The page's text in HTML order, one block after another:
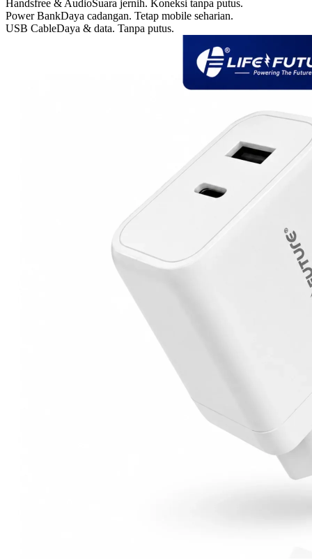
Handsfree & AudioSuara jernih. Koneksi tanpa putus.
Power BankDaya cadangan. Tetap mobile seharian.
USB CableDaya & data. Tanpa putus.